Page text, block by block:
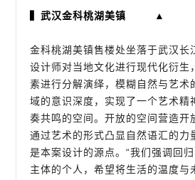
▍武汉金科桃湖美镇 ▲
金科桃湖美镇售楼处坐落于武汉长
设计师对当地文化进行现代化衍生
素进行分解演绎，模糊自然与艺术
域的意识深度，实现了一个艺术精
奏共鸣的空间。开放的空间营造开
通过艺术的形式凸显自然语汇的力
是本案设计的源点。“我们强调回
主体的个人，希望将生活的温度与